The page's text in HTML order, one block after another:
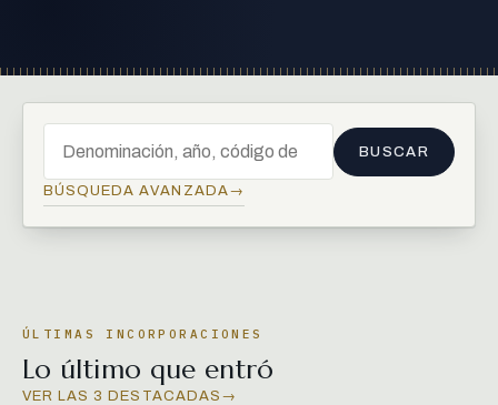
Buscar en el catálogo
BUSCAR
BÚSQUEDA AVANZADA→
ÚLTIMAS INCORPORACIONES
Lo último que entró
VER LAS 3 DESTACADAS →